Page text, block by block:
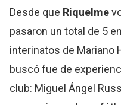
Desde que Riquelme
pasaron un total de 5
interinatos de Mariano
buscó fue de
club: Miguel Ángel